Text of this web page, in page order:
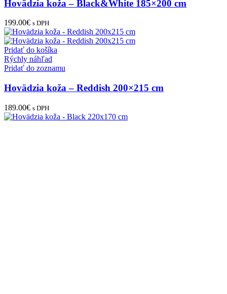
Hovädzia koža – Black&White 185×200 cm
199.00€ s DPH
Pridať do košíka
Rýchly náhľad
Pridať do zoznamu
Hovädzia koža – Reddish 200×215 cm
189.00€ s DPH